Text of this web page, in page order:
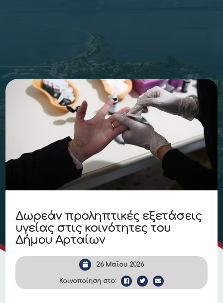
Δωρεάν προληπτικές εξετάσεις
υγείας στις κοινότητες του
Δήμου Αρταίων
26 Μαΐου 2026
Κοινοποίηση στο: